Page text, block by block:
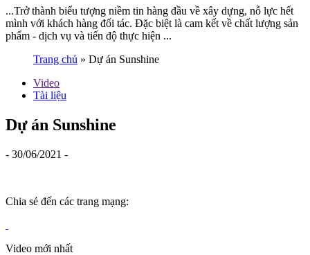
...Trở thành biểu tượng niềm tin hàng đầu về xây dựng, nỗ lực hết
mình với khách hàng đối tác. Đặc biệt là cam kết về chất lượng sản
phẩm - dịch vụ và tiến độ thực hiện ...
Trang chủ » Dự án Sunshine
Video
Tài liệu
Dự án Sunshine
- 30/06/2021 -
Chia sẻ đến các trang mạng:
Video mới nhất